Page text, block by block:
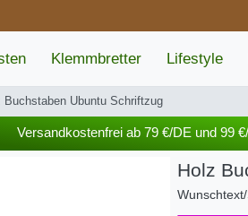
Klemmbretter Lifestyle
Buchstaben Ubuntu Schriftzug
Versandkostenfrei ab 79 €/DE und 99
Holz